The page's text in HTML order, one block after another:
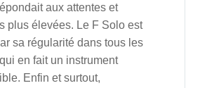
aux attentes et
plus élevées. Le F Solo est
sa régularité dans tous les
en fait un instrument
Enfin et surtout,